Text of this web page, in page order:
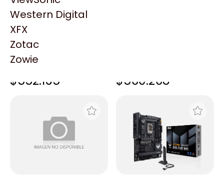
Western Digital
XFX
Zotac
Zowie
MOTHERBOARD ASUS
$552.135 $560.268